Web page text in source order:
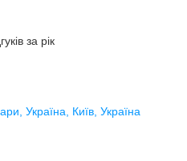
за рік
Україна, Київ, Україна